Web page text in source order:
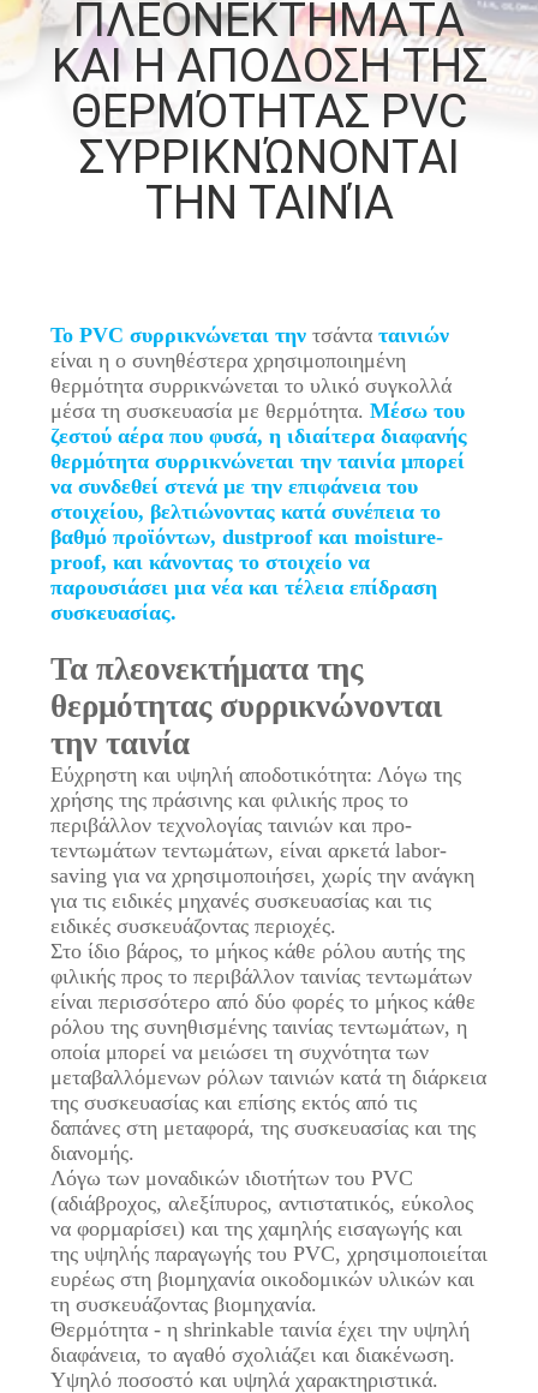
ΠΟΙΟΤΙΚΌΣ
ΈΛΕΓΧΟΣ
ΕΙΔΉΣΕΙΣ
ΖΗΤΉΣΤΕ
ΈΝΑ
ΑΠΌΣΠΑΣΜΑ
SITEMAP
ΠΟΛΙΤΙΚΉ
ΑΠΟΡΡΉΤΟΥ
ΠΛΕΟΝΕΚΤΗΜΑΤΑ
ΚΑΙ Η ΑΠΟΔΟΣΗ ΤΗΣ
ΘΕΡΜΌΤΗΤΑΣ PVC
ΣΥΡΡΙΚΝΏΝΟΝΤΑΙ
ΤΗΝ ΤΑΙΝΊΑ
Το PVC συρρικνώνεται τηντσάντα ταινιών
είναι η ο συνηθέστερα χρησιμοποιημένη
θερμότητα συρρικνώνεται το υλικό συγκολλά
μέσα τη συσκευασία με θερμότητα. Μέσω του
ζεστού αέρα που φυσά, η ιδιαίτερα διαφανής
θερμότητα συρρικνώνεται την ταινία μπορεί
να συνδεθεί στενά με την επιφάνεια του
στοιχείου, βελτιώνοντας κατά συνέπεια το
βαθμό προϊόντων, dustproof και moisture-
proof, και κάνοντας το στοιχείο να
παρουσιάσει μια νέα και τέλεια επίδραση
συσκευασίας.
Τα πλεονεκτήματα της
θερμότητας συρρικνώνονται
την ταινία
Εύχρηστη και υψηλή αποδοτικότητα: Λόγω της
χρήσης της πράσινης και φιλικής προς το
περιβάλλον τεχνολογίας ταινιών και προ-
τεντωμάτων τεντωμάτων, είναι αρκετά labor-
saving για να χρησιμοποιήσει, χωρίς την ανάγκη
για τις ειδικές μηχανές συσκευασίας και τις
ειδικές συσκευάζοντας περιοχές.
Στο ίδιο βάρος, το μήκος κάθε ρόλου αυτής της
φιλικής προς το περιβάλλον ταινίας τεντωμάτων
είναι περισσότερο από δύο φορές το μήκος κάθε
ρόλου της συνηθισμένης ταινίας τεντωμάτων, η
οποία μπορεί να μειώσει τη συχνότητα των
μεταβαλλόμενων ρόλων ταινιών κατά τη διάρκεια
της συσκευασίας και επίσης εκτός από τις
δαπάνες στη μεταφορά, της συσκευασίας και της
διανομής.
Λόγω των μοναδικών ιδιοτήτων του PVC
(αδιάβροχος, αλεξίπυρος, αντιστατικός, εύκολος
να φορμαρίσει) και της χαμηλής εισαγωγής και
της υψηλής παραγωγής του PVC, χρησιμοποιείται
ευρέως στη βιομηχανία οικοδομικών υλικών και
τη συσκευάζοντας βιομηχανία.
Θερμότητα - η shrinkable ταινία έχει την υψηλή
διαφάνεια, το αγαθό σχολιάζει και διακένωση.
Υψηλό ποσοστό και υψηλά χαρακτηριστικά.